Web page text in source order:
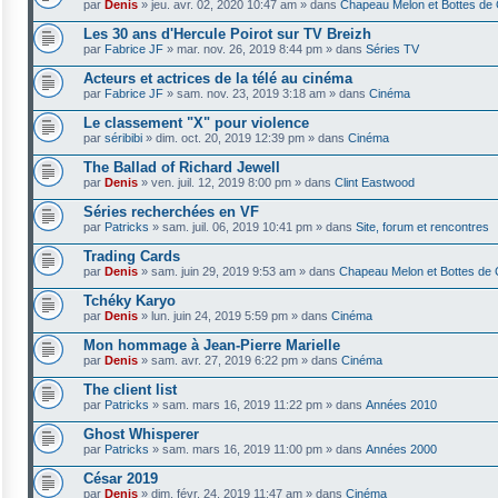
par Denis » jeu. avr. 02, 2020 10:47 am » dans Chapeau Melon et Bottes de
Les 30 ans d'Hercule Poirot sur TV Breizh
par Fabrice JF » mar. nov. 26, 2019 8:44 pm » dans Séries TV
Acteurs et actrices de la télé au cinéma
par Fabrice JF » sam. nov. 23, 2019 3:18 am » dans Cinéma
Le classement "X" pour violence
par séribibi » dim. oct. 20, 2019 12:39 pm » dans Cinéma
The Ballad of Richard Jewell
par Denis » ven. juil. 12, 2019 8:00 pm » dans Clint Eastwood
Séries recherchées en VF
par Patricks » sam. juil. 06, 2019 10:41 pm » dans Site, forum et rencontres
Trading Cards
par Denis » sam. juin 29, 2019 9:53 am » dans Chapeau Melon et Bottes de
Tchéky Karyo
par Denis » lun. juin 24, 2019 5:59 pm » dans Cinéma
Mon hommage à Jean-Pierre Marielle
par Denis » sam. avr. 27, 2019 6:22 pm » dans Cinéma
The client list
par Patricks » sam. mars 16, 2019 11:22 pm » dans Années 2010
Ghost Whisperer
par Patricks » sam. mars 16, 2019 11:00 pm » dans Années 2000
César 2019
par Denis » dim. févr. 24, 2019 11:47 am » dans Cinéma